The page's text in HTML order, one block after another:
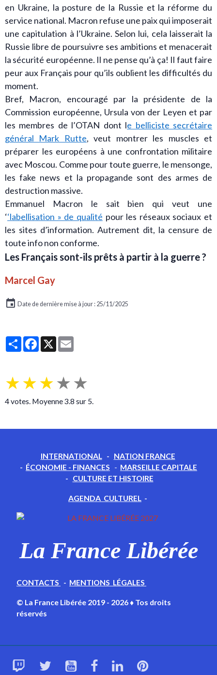
en Ukraine, la posture de la Russie et la réforme du
service national. Macron refuse une paix qui imposerait
une capitulation à l’Ukraine. Selon lui, cela laisserait la
Russie libre de poursuivre ses ambitions et menacerait
la sécurité européenne. Il ne pense qu’à ça! Il faut faire
peur aux Français pour qu’ils oublient les difficultés du
moment.
Bref, Macron, encouragé par la présidente de la
Commission européenne, Ursula von der Leyen et par
les membres de l’OTAN dont le belliciste secrétaire
général Mark Rutte, veut montrer les muscles et
préparer les européens à une confrontation militaire
avec Moscou. Comme pour toute guerre, le mensonge,
les fake news et la propagande sont des armes de
destruction massive.
Emmanuel Macron le sait bien qui veut une
‘‘labellisation » de qualité pour les réseaux sociaux et
les sites d’information. Autrement dit, la censure de
toute info non conforme.
Les Français sont-ils prêts à partir à la guerre ?
Marcel Gay
Date de dernière mise à jour : 25/11/2025
PartagerFacebook
X
★★★★★
4votes. Moyenne3.8 sur 5.
INTERNATIONAL- NATION FRANCE
- ÉCONOMIE - FINANCES - MARSEILLE CAPITALE
- CULTURE ET HISTOIRE
AGENDA CULTUREL -
La France Libérée
CONTACTS - MENTIONS LÉGALES
© La France Libérée 2019 - 2026 ♦ Tos droits
réservés